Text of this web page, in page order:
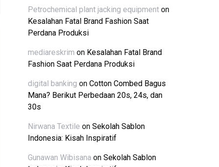
Petrochemical plant jacking equipment on
Kesalahan Fatal Brand Fashion Saat
Perdana Produksi
mediareskrim on Kesalahan Fatal Brand
Fashion Saat Perdana Produksi
digital banking on Cotton Combed Bagus
Mana? Berikut Perbedaan 20s, 24s, dan
30s
Nirwana Textile on Sekolah Sablon
Indonesia: Kisah Inspiratif
Gunawan Wibisana on Sekolah Sablon